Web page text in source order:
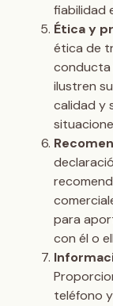
fiabilidad
Ética y
ética de
conducta
ilustren
calidad y
para
con él o
teléfono